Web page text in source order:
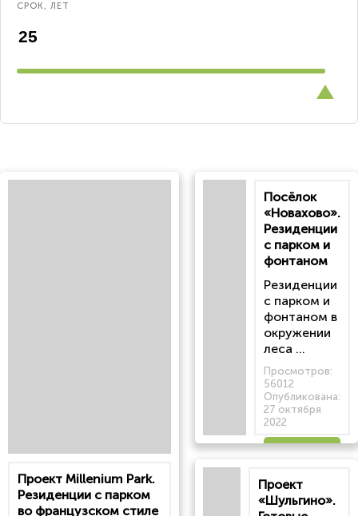
СРОК, ЛЕТ
Проект Millenium Park.
Резиденции с парком
во французском стиле
Посёлок
«Новахово».
Резиденции
с парком и
фонтаном
Резиденции
с парком и
фонтаном в
окружении
леса ...
Просмотров:
56012
Опубликована:
27 октября
2022
статью
Проект
«Шульгино».